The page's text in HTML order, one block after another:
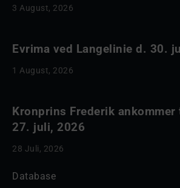
3 August, 2026
Evrima ved Langelinie d. 30.
1 August, 2026
Kronprins Frederik ankommer
27. juli, 2026
28 Juli, 2026
Database